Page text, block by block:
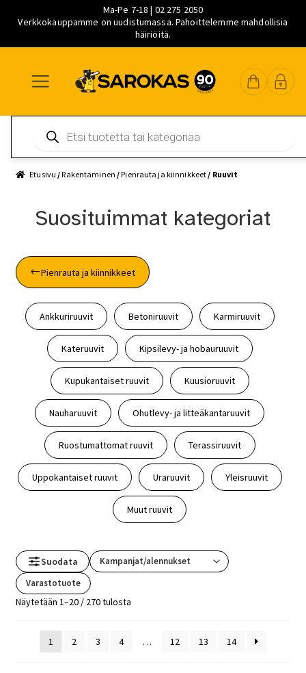
Ma-Pe 7-18 | 02 275 2050
Verkkokauppamme on uudistumassa. Pahoittelemme mahdollisia
häiriöitä.
navigointiin
sisältöön
pääsisältöön
search
Etusivu /Rakentaminen /Pienrauta ja kiinnikkeet / Ruuvit
Suosituimmat kategoriat
Pienrauta ja kiinnikkeet
Ankkuriruuvit Betoniruuvit Karmiruuvit
Kateruuvit Kipsilevy- ja hobauruuvit
Kupukantaiset ruuvit Kuusioruuvit
Nauharuuvit Ohutlevy- ja litteäkantaruuvit
Ruostumattomat ruuvit Terassiruuvit
Uppokantaiset ruuvit Uraruuvit Yleisruuvit
Muut ruuvit
Suodata
Varastotuote
Näytetään 1–20 / 270 tulosta
1 2 3 4 … 12 13 14